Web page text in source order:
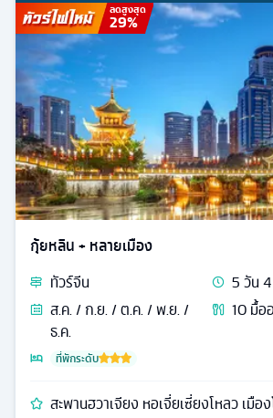
ลดสูงสุด
29%
กุ้ยหลิน + หลายเมือง
ทัวร์จีน 5วัน4
ส.ค. / ก.ย. / ต.ค. / พ.ย. /
ธ.ค.
10มื้อ
ที่พักระดับ
สะพานฮวาเจียง หอเจี่ยเซี่ยงโหลว เมื